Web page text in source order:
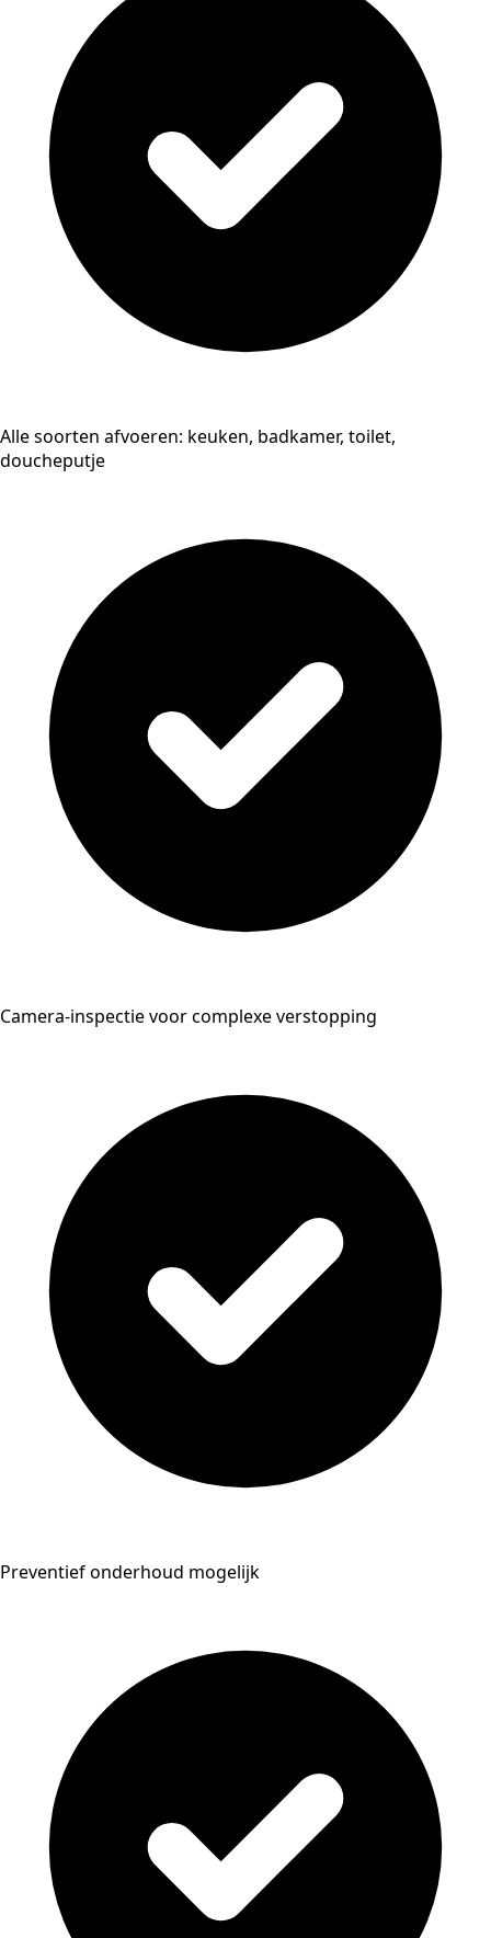
Alle soorten afvoeren: keuken, badkamer, toilet,
doucheputje
Camera-inspectie voor complexe verstopping
Preventief onderhoud mogelijk